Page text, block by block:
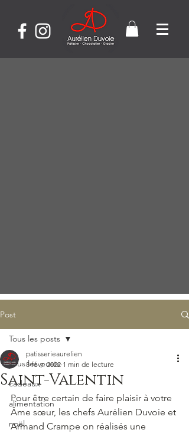
Post
Tous les posts
cadeaux
alimentation
noël
Tous les posts
Saint-Valentin
patisserieaurelien
8 févr. 2022 1 min de lecture
Pour être certain de faire plaisir à votre
Âme sœur, les chefs Aurélien Duvoie et
Armand Crampe on réalisés une